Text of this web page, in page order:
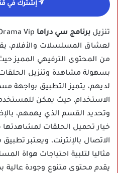
إشترك في
تنزيل برنامج سي دراما
لعشاق المسلسلات والأفلام،
من المحتوى الترفيهي المميز
بسهولة مشاهدة وتنزيل الحلقات
لديهم، يتميز التطبيق
الاستخدام، حيث يمكن
وتحديد القسم الذي يهمهم،
خيار تحميل الحلقات
مثاليا لتلبية احتياجات هواة
يقدم محتوى متنوع وجودة